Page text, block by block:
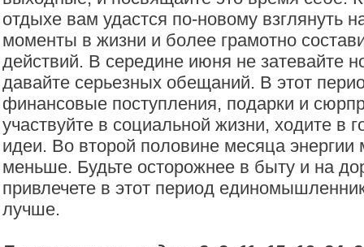
отдыхе вам удастся по-новому взглянуть
моменты в жизни и более грамотно
действий. В середине июня не затевайте
давайте серьезных обещаний. В этот
финансовые поступления, подарки и
участвуйте в социальной жизни, ходите в
идеи. Во второй половине месяца энергии
меньше. Будьте осторожнее в быту и на
привлечете в этот период
лучше.